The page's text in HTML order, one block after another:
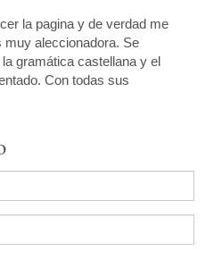
la pagina y de verdad me
muy aleccionadora. Se
gramática castellana y el
Con todas sus